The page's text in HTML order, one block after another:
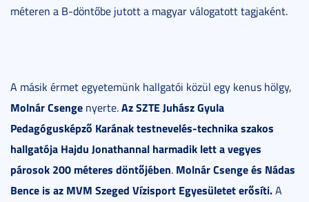
méteren a B-döntőbe jutott a magyar válogatott tagjaként.
A másik érmet egyetemünk hallgatói közül egy kenus hölgy,
Molnár Csenge nyerte.Az SZTE Juhász Gyula
Pedagógusképző Karának testnevelés-technika szakos
hallgatója Hajdu Jonathannal harmadik lett a vegyes
párosok 200 méteres döntőjében. Molnár Csenge és Nádas
Bence is az MVM Szeged Vízisport Egyesületet erősíti.A